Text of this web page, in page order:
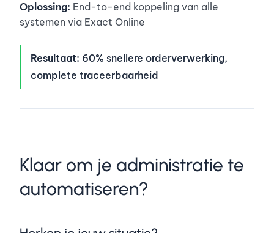
Oplossing: End-to-end koppeling van alle
systemen via Exact Online
Resultaat: 60% snellere orderverwerking,
complete traceerbaarheid
Klaar om je administratie te
automatiseren?